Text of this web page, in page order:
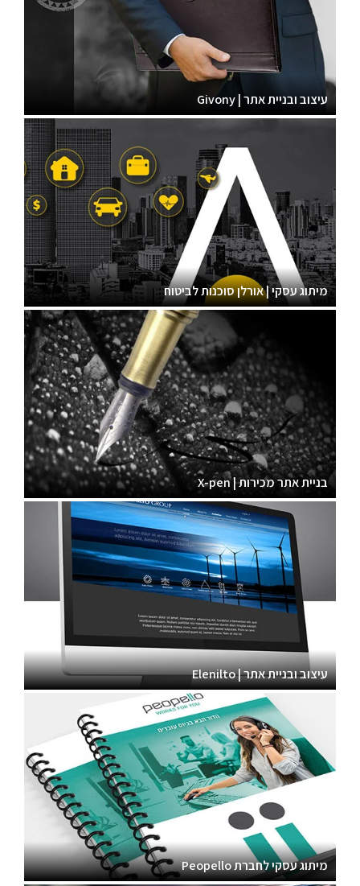
עיצוב ובניית אתר | Givony
מיתוג עסקי | אורלן סוכנות לביטוח
בניית אתר מכירות | X-pen
עיצוב ובניית אתר | Elenilto
מיתוג עסקי לחברת Peopello